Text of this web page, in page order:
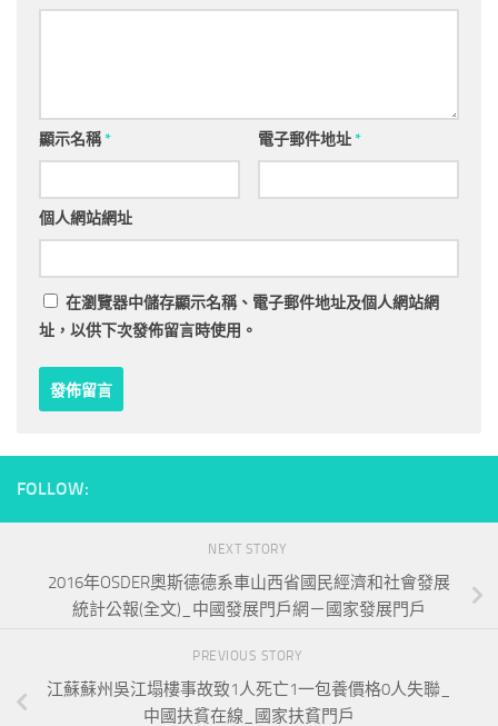
顯示名稱* 電子郵件地址*
個人網站網址
在瀏覽器中儲存顯示名稱、電子郵件地址及個人網站網
址，以供下次發佈留言時使用。
FOLLOW:
NEXT STORY
2016年OSDER奧斯德德系車山西省國民經濟和社會發展
統計公報(全文)_中國發展門戶網－國家發展門戶
PREVIOUS STORY
江蘇蘇州吳江塌樓事故致1人死亡1一包養價格0人失聯_
中國扶貧在線_國家扶貧門戶